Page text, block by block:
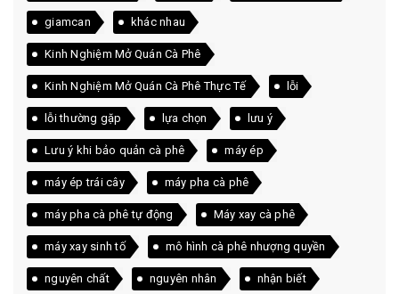
giamcan khác nhau
Kinh Nghiệm Mở Quán Cà Phê
Kinh Nghiệm Mở Quán Cà Phê Thực Tế lỗi
lỗi thường gặp lựa chọn lưu ý
Lưu ý khi bảo quản cà phê máy ép
máy ép trái cây máy pha cà phê
máy pha cà phê tự động Máy xay cà phê
máy xay sinh tố mô hình cà phê nhượng quyền
nguyên chất nguyên nhân nhận biết